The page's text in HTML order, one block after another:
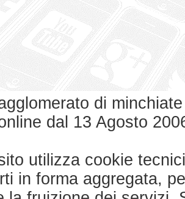
di
dal 13 Agosto
utilizza cookie
in forma aggregata,